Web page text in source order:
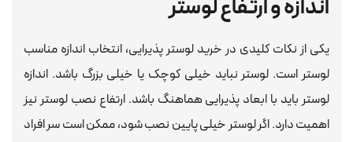
اندازه و ارتفاع لوستر
یکی از نکات کلیدی در خرید لوستر پذیرایی، انتخاب اندازه مناسب
لوستر است. لوستر نباید خیلی کوچک یا خیلی بزرگ باشد. اندازه
لوستر باید با ابعاد پذیرایی هماهنگ باشد. ارتفاع نصب لوستر نیز
اهمیت دارد. اگر لوستر خیلی پایین نصب شود، ممکن است سر افراد